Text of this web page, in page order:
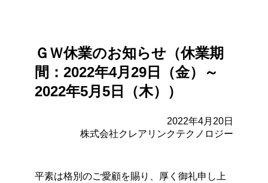
ＧＷ休業のお知らせ（休業期
間：2022年4月29日（金）～
2022年5月5日（木））
2022年4月20日
株式会社クレアリンクテクノロジー
平素は格別のご愛顧を賜り、厚く御礼申し上